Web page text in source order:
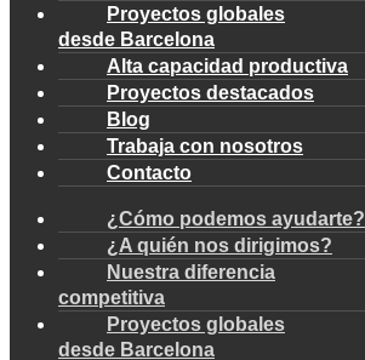
Proyectos globales
desde Barcelona
Alta capacidad productiva
Proyectos destacados
Blog
Trabaja con nosotros
Contacto
¿Cómo podemos ayudarte?
¿A quién nos dirigimos?
Nuestra diferencia
competitiva
Proyectos globales
desde Barcelona